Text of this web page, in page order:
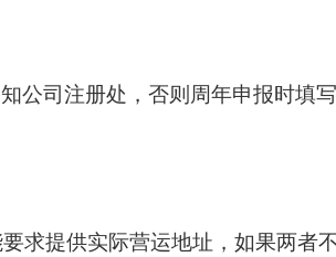
公司注册处，否则周年申报时填
求提供实际营运地址，如果两者